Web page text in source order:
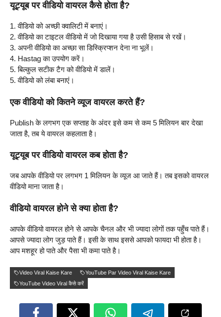
यूट्यूब पर वीडियो वायरल कैसे होता है?
1. वीडियो को अच्छी क्वालिटी में बनाएं।
2. वीडियो का टाइटल वीडियो में जो दिखाया गया है उसी हिसाब से रखें।
3. अपनी वीडियो का अच्छा सा डिस्क्रिप्शन देना ना भूलें।
4. Hastag का उपयोग करें।
5. बिल्कुल सटीक टैग को वीडियो में डालें।
5. वीडियो को लंबा बनाएं।
एक वीडियो को कितने व्यूज वायरल करते हैं?
Publish के लगभग एक सप्ताह के अंदर इसे कम से कम 5 मिलियन बार देखा
जाता है, तब ये वायरल कहलाता है।
यूट्यूब पर वीडियो वायरल कब होता है?
जब आपके वीडियो पर लगभग 1 मिलियन के व्यूज आ जाते हैं। तब इसको वायरल
वीडियो माना जाता है।
वीडियो वायरल होने से क्या होता है?
आपके वीडियो वायरल होने से आपके चैनल और भी ज्यादा लोगों तक पहुँच पाते हैं।
आपसे ज्यादा लोग जुड़ पाते हैं। इसी के साथ इससे आपको फायदा भी होता है।
आप मशहूर हो पाते और पैसा भी कमा पाते है।
Video Viral Kaise Kare
YouTube Par Video Viral Kaise Kare
YouTube Video Viral कैसे करें